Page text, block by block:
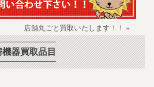
店舗丸ごと買取いたします！！ »
機器買取品目